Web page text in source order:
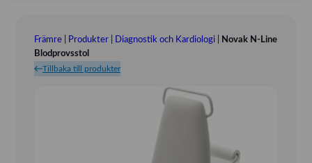
Kontakta oss
Våra värderingar
Om oss
Främre| Produkter| Diagnostik och Kardiologi|
Novak N-Line
Blodprovsstol
Tillbaka till produkter